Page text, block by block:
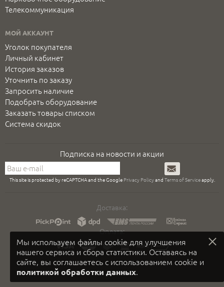
Мы используем файлы cookie для улучшения
нашего сервиса и сбора статистики. Оставаясь на
сайте, вы соглашаетесь с использованием cookie и
политикой обработки данных.
Телекоммуникация
МОЙ АККАУНТ
Уголок покупателя
Личный кабинет
История заказов
Уточнить по заказу
Запросить наличие
Подобрать оборудование
Заказать товары списком
Система скидок
Подписка на новости и акции
Подписаться
This site is protected by reCAPTCHA and the Google Privacy Policyand Terms of Serviceapply.
Доставка:
Оплата: